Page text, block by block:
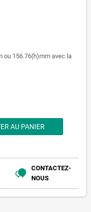
ou 156.76(h)mm avec la
AU PANIER
CONTACTEZ-
NOUS